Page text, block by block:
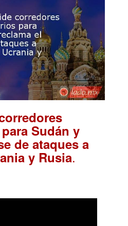
Sudán y
de ataques a
y Rusia.